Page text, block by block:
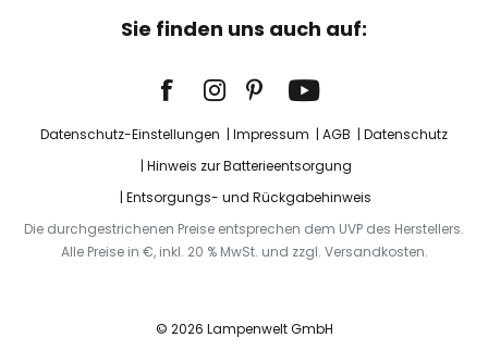
Sie finden uns auch auf:
Datenschutz-Einstellungen Impressum AGB
Datenschutz
Hinweis zur Batterieentsorgung
Entsorgungs- und Rückgabehinweis
Die durchgestrichenen Preise entsprechen dem UVP des Herstellers.
Alle Preise in €, inkl. 20 % MwSt. und zzgl. Versandkosten.
© 2026 Lampenwelt GmbH